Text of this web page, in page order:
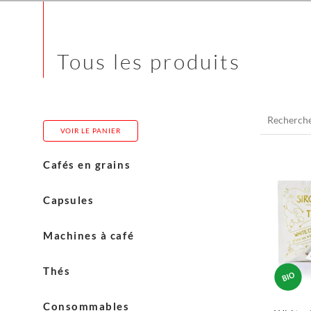
Tous les produits
pour :
VOIR LE PANIER
Cafés en grains
Carasso
Capsules
Admir
Machines à café
Machines Jura
Thés
Consommables